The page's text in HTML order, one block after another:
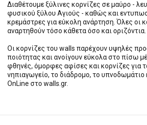
Διαθέτουμε ξύλινες κορνίζες σε μαύρο -
φυσικού ξύλου Αγιούς - καθώς και
κρεμάστρες για εύκολη ανάρτηση. Όλες οι
αναρτηθούν τόσο κάθετα όσο και οριζόντια.
Οι κορνίζες του walls παρέχουν υψηλές
ποιότητας και ανοίγουν εύκολα στο πίσω
φθηνές, όμορφες αφίσες και κορνίζες για
νηπιαγωγείο, το διάδρομο, το υπνοδωμάτιο
OnLine στο walls.gr.